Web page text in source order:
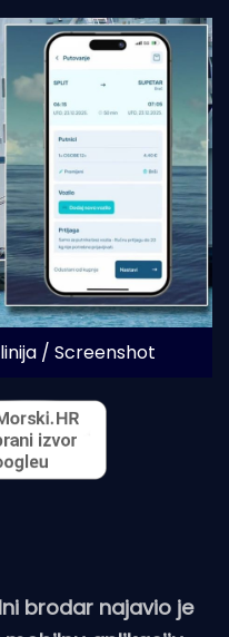
/ Screenshot
brodar najavio je